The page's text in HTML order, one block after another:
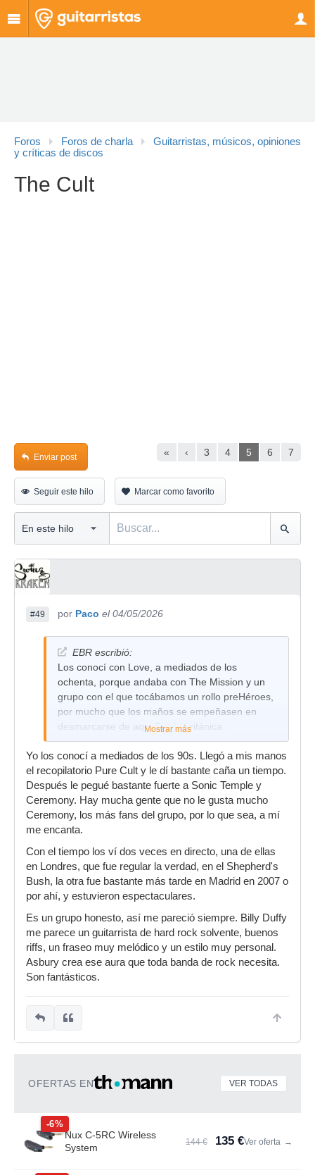
Foros Foros de charla
Guitarristas, músicos, opiniones
y críticas de discos
The Cult
« ‹ 3 4 5 6 7
Enviar post
Seguir este hilo Marcar como favorito
#49 por Paco el 04/05/2026
EBR escribió:
Los conocí con Love, a mediados de los
ochenta, porque andaba con The Mission y un
grupo con el que tocábamos un rollo preHéroes,
por mucho que los maños se empeñasen en
desmarcarse de aquella ola británica.
Mostrar más
Yo los conocí a mediados de los 90s. Llegó a mis manos
el recopilatorio Pure Cult y le dí bastante caña un tiempo.
Después le pegué bastante fuerte a Sonic Temple y
Ceremony. Hay mucha gente que no le gusta mucho
Ceremony, los más fans del grupo, por lo que sea, a mí
me encanta.
Con el tiempo los ví dos veces en directo, una de ellas
en Londres, que fue regular la verdad, en el Shepherd's
Bush, la otra fue bastante más tarde en Madrid en 2007 o
por ahí, y estuvieron espectaculares.
Es un grupo honesto, así me pareció siempre. Billy Duffy
me parece un guitarrista de hard rock solvente, buenos
riffs, un fraseo muy melódico y un estilo muy personal.
Asbury crea ese aura que toda banda de rock necesita.
Son fantásticos.
OFERTAS EN VER TODAS
-6%
Nux C-5RC Wireless
System
144 € 135 €Ver oferta →